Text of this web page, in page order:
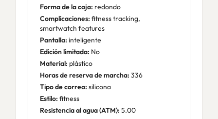
Forma de la caja: redondo
Complicaciones: fitness tracking,
smartwatch features
Pantalla: inteligente
Edición limitada: No
Material: plástico
Horas de reserva de marcha: 336
Tipo de correa: silicona
Estilo: fitness
Resistencia al agua (ATM): 5.00